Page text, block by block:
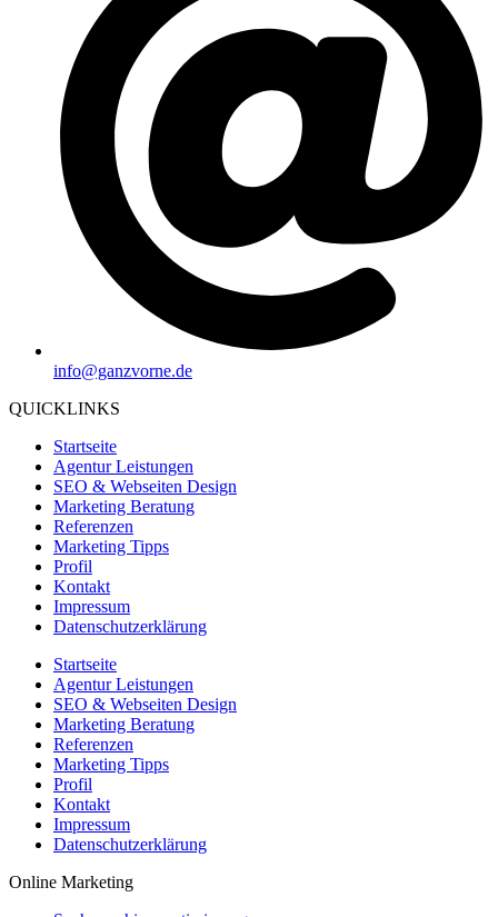
info@ganzvorne.de
QUICKLINKS
Startseite
Agentur Leistungen
SEO & Webseiten Design
Marketing Beratung
Referenzen
Marketing Tipps
Profil
Kontakt
Impressum
Datenschutzerklärung
Startseite
Agentur Leistungen
SEO & Webseiten Design
Marketing Beratung
Referenzen
Marketing Tipps
Profil
Kontakt
Impressum
Datenschutzerklärung
Online Marketing